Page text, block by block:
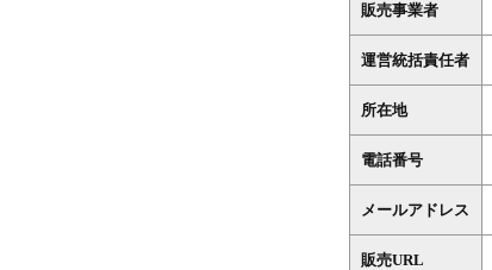
販売事業者
運営統括責任者
所在地
電話番号
メールアドレス
販売URL